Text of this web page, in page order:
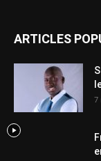
ARTICLES
7